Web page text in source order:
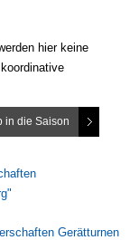
hier keine
in die Saison
Gerätturnen